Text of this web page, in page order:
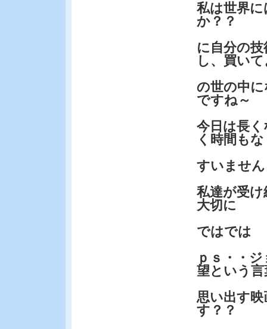
私は世界
か？？
に自分の
し、買い
の世の中
ですね～
今日は長
く時間も
すいませ
私達が受
大切に
ではでは
ｐｓ・・
望という
思い出す
す？？